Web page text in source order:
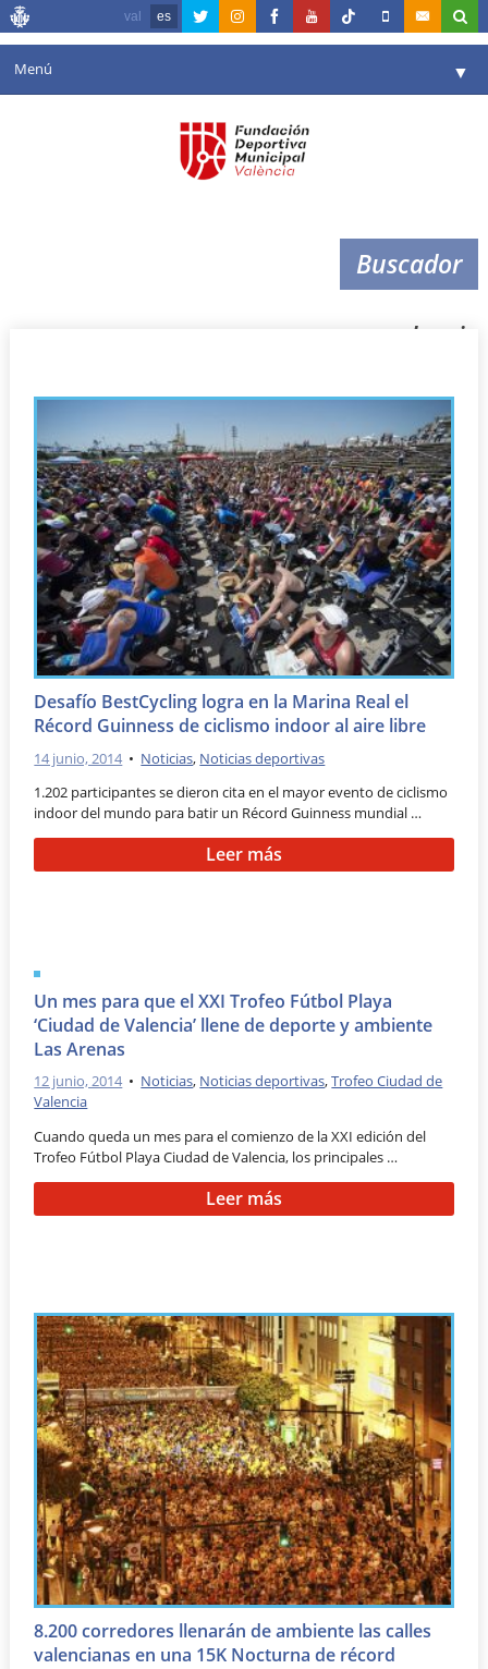
val es
Menú ▼
▼
Buscador
valencia
Desafío BestCycling logra en la Marina Real el
Récord Guinness de ciclismo indoor al aire libre
14 junio, 2014 • Noticias, Noticias deportivas
1.202 participantes se dieron cita en el mayor evento de ciclismo
indoor del mundo para batir un Récord Guinness mundial …
Leer más
Un mes para que el XXI Trofeo Fútbol Playa
‘Ciudad de Valencia’ llene de deporte y ambiente
Las Arenas
12 junio, 2014 • Noticias, Noticias deportivas,Trofeo Ciudad de
Valencia
Cuando queda un mes para el comienzo de la XXI edición del
Trofeo Fútbol Playa Ciudad de Valencia, los principales …
Leer más
8.200 corredores llenarán de ambiente las calles
valencianas en una 15K Nocturna de récord